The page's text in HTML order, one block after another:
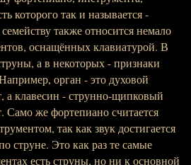
которого так и называется -
также относится немало
оснащённых клавиатурой. В
а в некоторых - признаки
орган - это духовой
клавесин - струнно-щипковый
же фортепиано считается
так как звук достигается
струне. Это как раз те самые
есть струны, но ни к основной